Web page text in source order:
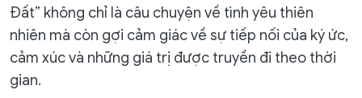
Đất” không chỉ là câu chuyện về tình yêu thiên
nhiên mà còn gợi cảm giác về sự tiếp nối của ký ức,
cảm xúc và những giá trị được truyền đi theo thời
gian.